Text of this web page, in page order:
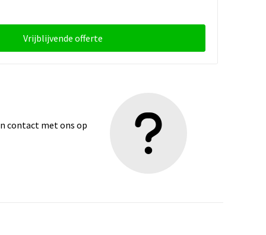
Vrijblijvende offerte
contact met ons op